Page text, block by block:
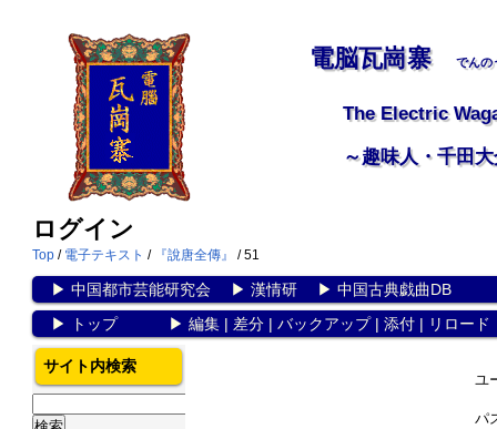
電脳瓦崗寨 でんの
The Electric
～趣味人・千田
ログイン
Top / 電子テキスト / 『說唐全傳』 / 51
▶ 中国都市芸能研究会▶ 漢情研▶ 中国古典戯曲DB
▶
トップ▶ 編集| 差分| バックアップ| 添付| リロード
ユ
パ
サイト内検索